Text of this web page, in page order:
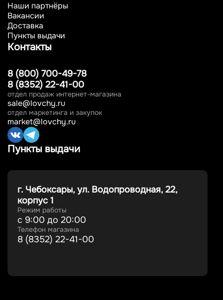
Наши партнёры
Вакансии
Доставка
Пункты выдачи
Контакты
8 (800) 700-49-78
8 (8352) 22-41-00
отдел продаж интернет-магазина
sale@lovchy.ru
отдел маркетинга и закупок
market@lovchy.ru
Пункты выдачи
г. Чебоксары, ул. Водопроводная, 22,
корпус 1
Режим работы
с 9:00 до 20:00
Телефон магазина
8 (8352) 22-41-00